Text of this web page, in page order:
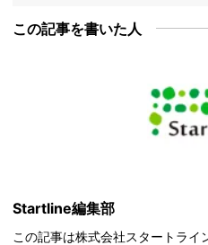
この記事を書いた人
Startline編集部
この記事は株式会社スタートライ